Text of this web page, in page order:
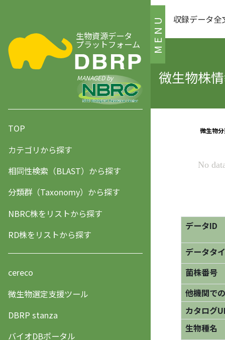
MENU
生物資源データ
プラットフォーム
MANAGED by
TOP
カテゴリから探す
相同性検索（BLAST）から探す
分類群（Taxonomy）から探す
NBRC株をリストから探す
RD株をリストから探す
cereco
微生物選定支援ツール
DBRP stanza
バイオDBポータル
収録データ全
微生物株
データID
データタ
菌株番号
他機関で
カタログ
生物種名